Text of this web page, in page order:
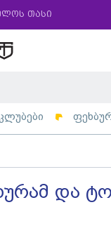
თასი
კლუბები
და